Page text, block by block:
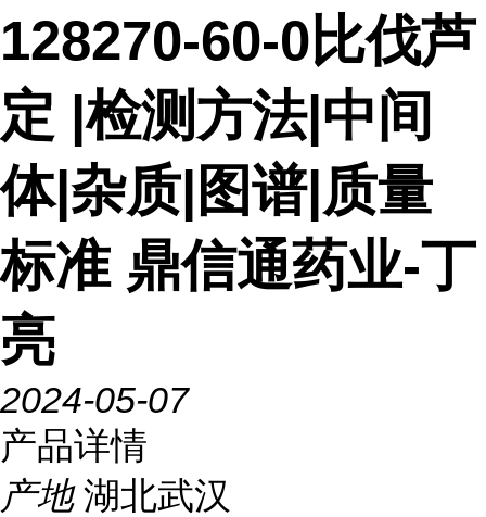
128270-60-0比伐芦
定 |检测方法|中间
体|杂质|图谱|质量
标准 鼎信通药业-丁
亮
2024-05-07
产品详情
产地 湖北武汉